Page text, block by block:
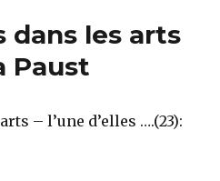
dans les arts
Paust
– l’une d’elles ….(23):